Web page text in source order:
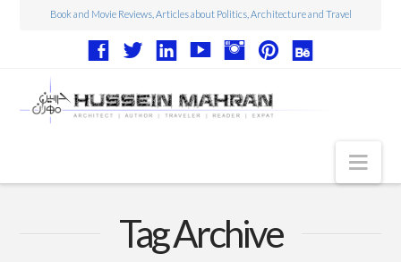
Book and Movie Reviews, Articles about Politics, Architecture and Travel
Tag Archive